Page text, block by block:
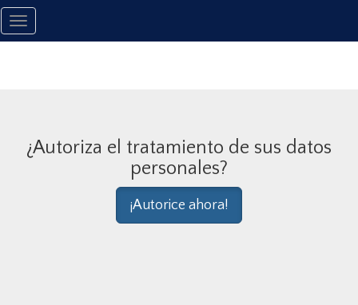
Toggle
navigation
¿Autoriza el tratamiento de sus datos
personales?
¡Autorice ahora!